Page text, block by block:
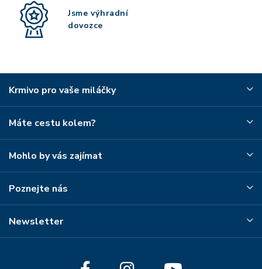
Jsme výhradní
dovozce
Krmivo pro vaše miláčky
Máte cestu kolem?
Mohlo by vás zajímat
Poznejte nás
Newsletter